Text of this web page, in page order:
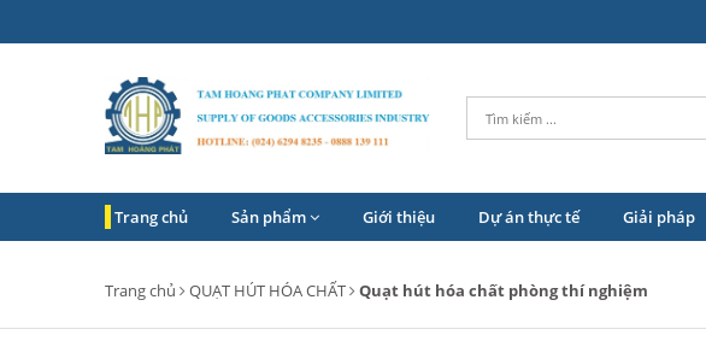
Trang chủ Sản phẩm Giới thiệu Dự án thực tế Giải pháp
Trang chủ QUẠT HÚT HÓA CHẤT Quạt hút hóa chất phòng thí nghiệm